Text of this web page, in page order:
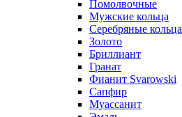
Помолвочные
Мужские кольца
Серебряные кольца
Золото
Бриллиант
Гранат
Фианит Svarowski
Сапфир
Муассанит